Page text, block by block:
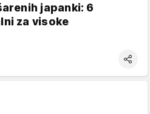
japanki: 6
za visoke